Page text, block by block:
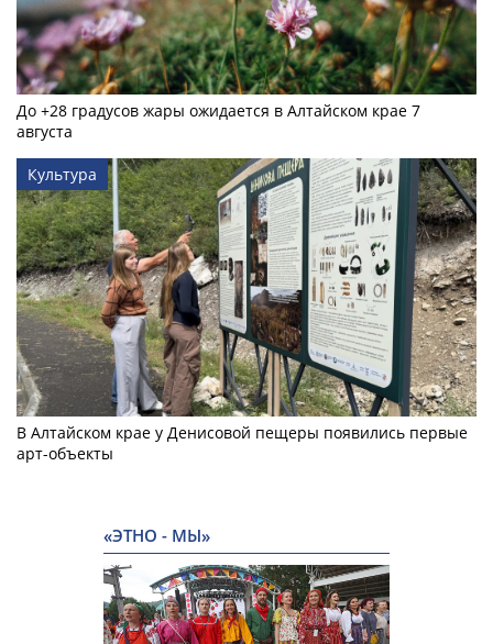
До +28 градусов жары ожидается в Алтайском крае 7
августа
Культура
В Алтайском крае у Денисовой пещеры появились первые
арт-объекты
«ЭТНО - МЫ»